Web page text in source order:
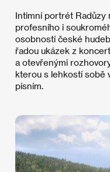
Intimní portrét Radůzy
profesního i
osobností české
řadou ukázek z
a otevřenými
kterou s lehkostí sobě
písním.